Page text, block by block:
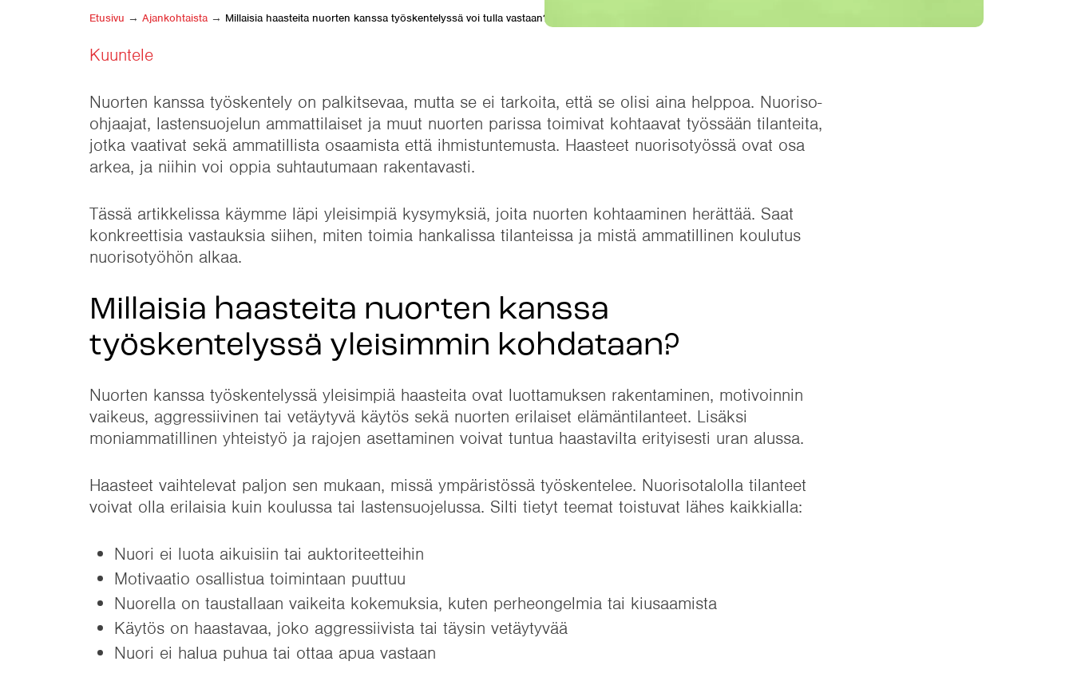
Etusivu → Ajankohtaista → Millaisia haasteita nuorten kanssa työskentelyssä voi tulla vastaan?
Kuuntele
Nuorten kanssa työskentely on palkitsevaa, mutta se ei tarkoita, että se olisi aina helppoa. Nuoriso-
ohjaajat, lastensuojelun ammattilaiset ja muut nuorten parissa toimivat kohtaavat työssään tilanteita,
jotka vaativat sekä ammatillista osaamista että ihmistuntemusta. Haasteet nuorisotyössä ovat osa
arkea, ja niihin voi oppia suhtautumaan rakentavasti.
Tässä artikkelissa käymme läpi yleisimpiä kysymyksiä, joita nuorten kohtaaminen herättää. Saat
konkreettisia vastauksia siihen, miten toimia hankalissa tilanteissa ja mistä ammatillinen koulutus
nuorisotyöhön alkaa.
Millaisia haasteita nuorten kanssa
työskentelyssä yleisimmin kohdataan?
Nuorten kanssa työskentelyssä yleisimpiä haasteita ovat luottamuksen rakentaminen, motivoinnin
vaikeus, aggressiivinen tai vetäytyvä käytös sekä nuorten erilaiset elämäntilanteet. Lisäksi
moniammatillinen yhteistyö ja rajojen asettaminen voivat tuntua haastavilta erityisesti uran alussa.
Haasteet vaihtelevat paljon sen mukaan, missä ympäristössä työskentelee. Nuorisotalolla tilanteet
voivat olla erilaisia kuin koulussa tai lastensuojelussa. Silti tietyt teemat toistuvat lähes kaikkialla:
Nuori ei luota aikuisiin tai auktoriteetteihin
Motivaatio osallistua toimintaan puuttuu
Nuorella on taustallaan vaikeita kokemuksia, kuten perheongelmia tai kiusaamista
Käytös on haastavaa, joko aggressiivista tai täysin vetäytyvää
Nuori ei halua puhua tai ottaa apua vastaan